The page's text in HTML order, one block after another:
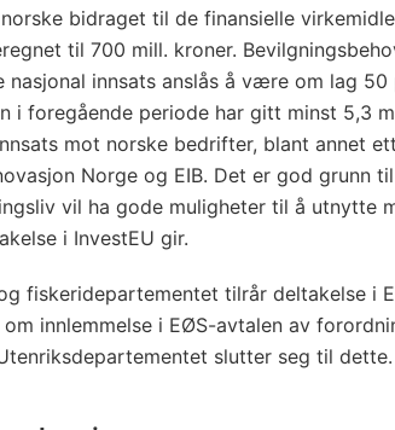
bidraget til de finansielle
til 700 mill. kroner.
nasjonal innsats anslås å være om lag 50
i foregående periode har gitt minst 5,3
mot norske bedrifter, blant annet
Norge og EIB. Det er god grunn
vil ha gode muligheter til å utnytte
i InvestEU gir.
fiskeridepartementet tilrår deltakelse i
innlemmelse i EØS-avtalen av
slutter seg til dette.